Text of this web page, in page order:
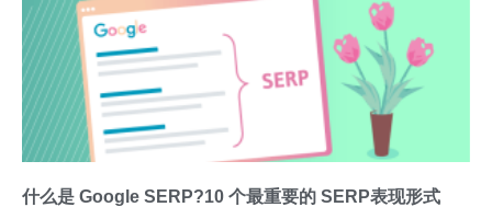
什么是 Google SERP?10 个最重要的 SERP表现形式